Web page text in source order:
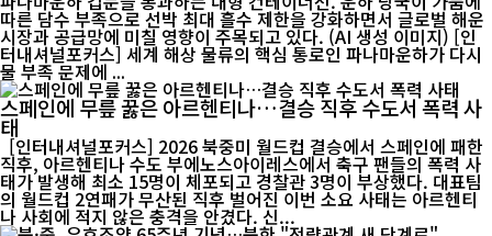
따른 담수 부족으로 선박 최대 흘수 제한을 강화하면서 글로벌 해운
시장과 공급망에 미칠 영향이 주목되고 있다. (AI 생성 이미지) [인
터내셔널포커스] 세계 해상 물류의 핵심 통로인 파나마운하가 다시
물 부족 문제에 ...
스페인에 무릎 꿇은 아르헨티나…결승 직후 수도서 폭력 사
태
[인터내셔널포커스] 2026 북중미 월드컵 결승에서 스페인에 패한
직후, 아르헨티나 수도 부에노스아이레스에서 축구 팬들의 폭력 사
태가 발생해 최소 15명이 체포되고 경찰관 3명이 부상했다. 대표팀
의 월드컵 2연패가 무산된 직후 벌어진 이번 소요 사태는 아르헨티
나 사회에 적지 않은 충격을 안겼다. 신...